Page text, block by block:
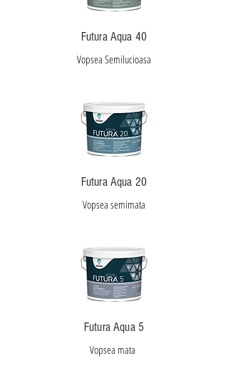
Futura Aqua 40
Vopsea Semilucioasa
Futura Aqua 20
Vopsea semimata
Futura Aqua 5
Vopsea mata